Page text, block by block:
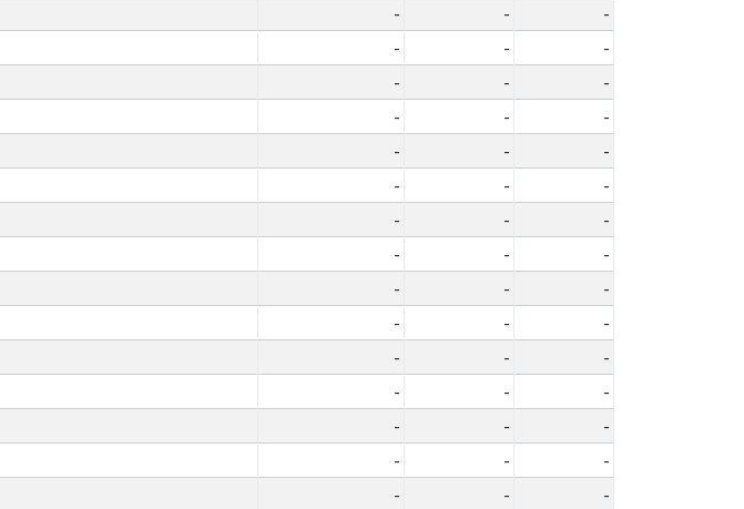
- -
-
- -
-
- -
-
- -
-
- -
-
- -
-
- -
-
- -
-
- -
-
- -
-
- -
-
- -
-
- -
-
- -
-
- -
-